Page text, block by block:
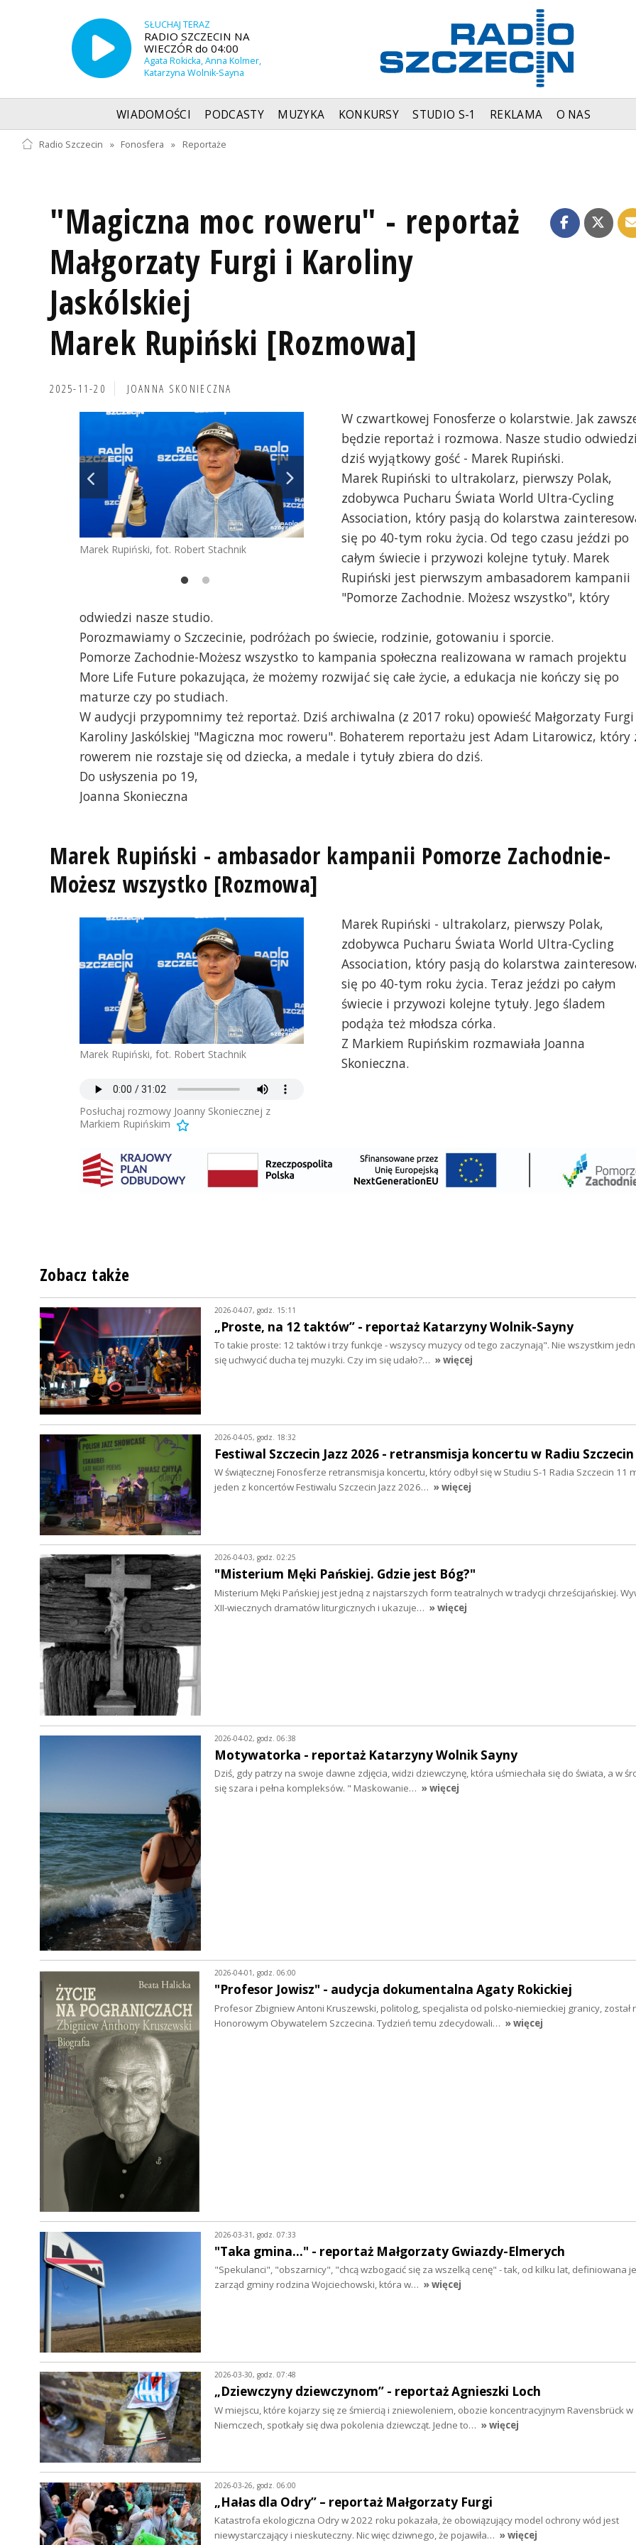
SŁUCHAJ TERAZ
RADIO SZCZECIN NA
WIECZÓR do 04:00
Agata Rokicka, Anna Kolmer,
Katarzyna Wolnik-Sayna
WIADOMOŚCI PODCASTY MUZYKA KONKURSY STUDIO S-1 REKLAMA O NAS
Radio Szczecin » Fonosfera » Reportaże
"Magiczna moc roweru" - reportaż
Małgorzaty Furgi i Karoliny
Jaskólskiej
Marek Rupiński [Rozmowa]
2025-11-20 JOANNA SKONIECZNA
Marek Rupiński, fot. Robert Stachnik
fot. facebook bohatera reportażu, zdjęcie z
września 2025
Marek Rupiński, fot.
W czwartkowej Fonosferze o kolarstwie. Jak
będzie reportaż i rozmowa. Nasze studio
dziś wyjątkowy gość - Marek Rupiński.
Marek Rupiński to ultrakolarz, pierwszy Polak,
zdobywca Pucharu Świata World Ultra-Cycling
Association, który pasją do kolarstwa
się po 40-tym roku życia. Od tego czasu jeździ po
całym świecie i przywozi kolejne tytuły. Marek
Rupiński jest pierwszym ambasadorem kampanii
"Pomorze Zachodnie. Możesz wszystko", który
odwiedzi nasze studio.
Porozmawiamy o Szczecinie, podróżach po świecie, rodzinie, gotowaniu i sporcie.
Pomorze Zachodnie-Możesz wszystko to kampania społeczna realizowana w ramach projektu
More Life Future pokazująca, że możemy rozwijać się całe życie, a edukacja nie kończy się po
maturze czy po studiach.
W audycji przypomnimy też reportaż. Dziś archiwalna (z 2017 roku) opowieść Małgorzaty
Karoliny Jaskólskiej "Magiczna moc roweru". Bohaterem reportażu jest Adam Litarowicz, który
rowerem nie rozstaje się od dziecka, a medale i tytuły zbiera do dziś.
Do usłyszenia po 19,
Joanna Skonieczna
Marek Rupiński - ambasador kampanii Pomorze Zachodnie-
Możesz wszystko [Rozmowa]
Marek Rupiński, fot. Robert Stachnik
Posłuchaj rozmowy Joanny Skoniecznej z
Markiem Rupińskim
Marek Rupiński - ultrakolarz, pierwszy Polak,
zdobywca Pucharu Świata World Ultra-Cycling
Association, który pasją do kolarstwa
się po 40-tym roku życia. Teraz jeździ po całym
świecie i przywozi kolejne tytuły. Jego śladem
podąża też młodsza córka.
Z Markiem Rupińskim rozmawiała Joanna
Skonieczna.
Zobacz także
2026-04-07, godz. 15:11
„Proste, na 12 taktów” - reportaż Katarzyny Wolnik-Sayny
To takie proste: 12 taktów i trzy funkcje - wszyscy muzycy od tego zaczynają". Nie wszystkim
się uchwycić ducha tej muzyki. Czy im się udało?… » więcej
2026-04-05, godz. 18:32
Festiwal Szczecin Jazz 2026 - retransmisja koncertu w Radiu Szczecin
W świątecznej Fonosferze retransmisja koncertu, który odbył się w Studiu S-1 Radia Szczecin 11
jeden z koncertów Festiwalu Szczecin Jazz 2026… » więcej
2026-04-03, godz. 02:25
"Misterium Męki Pańskiej. Gdzie jest Bóg?"
Misterium Męki Pańskiej jest jedną z najstarszych form teatralnych w tradycji chrześcijańskiej.
XII-wiecznych dramatów liturgicznych i ukazuje… » więcej
2026-04-02, godz. 06:38
Motywatorka - reportaż Katarzyny Wolnik Sayny
Dziś, gdy patrzy na swoje dawne zdjęcia, widzi dziewczynę, która uśmiechała się do świata, a w
się szara i pełna kompleksów. " Maskowanie… » więcej
2026-04-01, godz. 06:00
"Profesor Jowisz" - audycja dokumentalna Agaty Rokickiej
Profesor Zbigniew Antoni Kruszewski, politolog, specjalista od polsko-niemieckiej granicy, został
Honorowym Obywatelem Szczecina. Tydzień temu zdecydowali… » więcej
2026-03-31, godz. 07:33
"Taka gmina..." - reportaż Małgorzaty Gwiazdy-Elmerych
"Spekulanci", "obszarnicy", "chcą wzbogacić się za wszelką cenę" - tak, od kilku lat, definiowana
zarząd gminy rodzina Wojciechowski, która w… » więcej
2026-03-30, godz. 07:48
„Dziewczyny dziewczynom” - reportaż Agnieszki Loch
W miejscu, które kojarzy się ze śmiercią i zniewoleniem, obozie koncentracyjnym Ravensbrück w
Niemczech, spotkały się dwa pokolenia dziewcząt. Jedne to… » więcej
2026-03-26, godz. 06:00
„Hałas dla Odry” – reportaż Małgorzaty Furgi
Katastrofa ekologiczna Odry w 2022 roku pokazała, że obowiązujący model ochrony wód jest
niewystarczający i nieskuteczny. Nic więc dziwnego, że pojawiła… » więcej